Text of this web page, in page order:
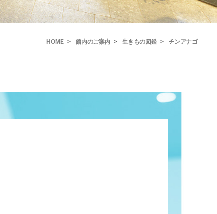
HOME 館内のご案内 生きもの図鑑 チンアナゴ